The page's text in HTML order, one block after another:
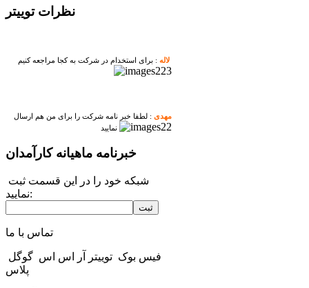
نظرات توییتر
لاله : برای استخدام در شرکت به کجا مراجعه کنیم
مهدی : لطفا خبر نامه شرکت را برای من هم ارسال
خبرنامه ماهیانه کارآمدان
نمایید:
ثبت
تماس با ما
فیس بوک توییتر آر اس اس گوگل
پلاس